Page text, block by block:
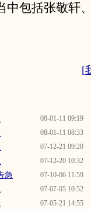
中包括张敬轩
[
08-01-11 09:19
08-01-11 08:33
07-12-21 09:20
07-12-20 10:32
07-10-06 11:59
急
07-07-05 10:52
07-05-21 14:55